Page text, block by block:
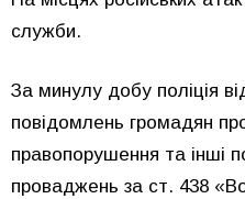
служби.
За минулу добу поліція
повідомлень громадян
правопорушення та інші
проваджень за ст. 438